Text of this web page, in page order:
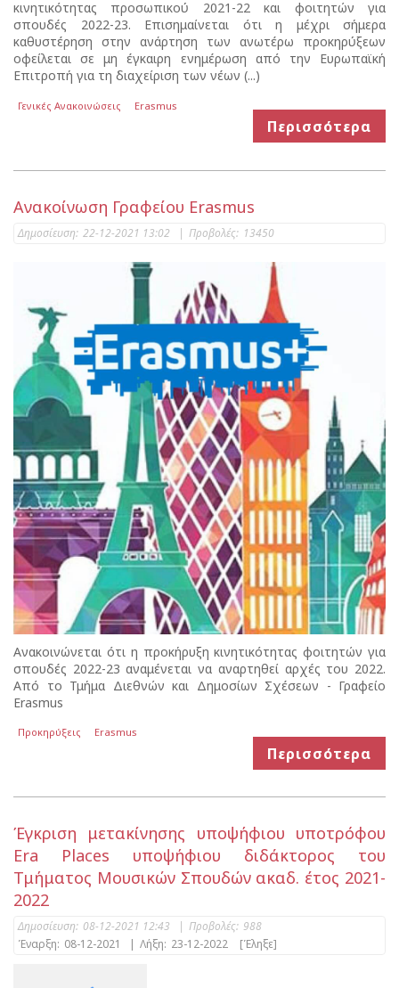
κινητικότητας προσωπικού 2021-22 και φοιτητών για
σπουδές 2022-23. Επισημαίνεται ότι η μέχρι σήμερα
καθυστέρηση στην ανάρτηση των ανωτέρω προκηρύξεων
οφείλεται σε μη έγκαιρη ενημέρωση από την Ευρωπαϊκή
Επιτροπή για τη διαχείριση των νέων (...)
Γενικές Ανακοινώσεις Erasmus
Περισσότερα
Ανακοίνωση Γραφείου Erasmus
Δημοσίευση: 22-12-2021 13:02 | Προβολές: 13450
Ανακοινώνεται ότι η προκήρυξη κινητικότητας φοιτητών για
σπουδές 2022-23 αναμένεται να αναρτηθεί αρχές του 2022.
Από το Τμήμα Διεθνών και Δημοσίων Σχέσεων - Γραφείο
Erasmus
Προκηρύξεις Erasmus
Περισσότερα
Έγκριση μετακίνησης υποψήφιου υποτρόφου
Era Places υποψήφιου διδάκτορος του
Τμήματος Μουσικών Σπουδών ακαδ. έτος 2021-
2022
Δημοσίευση: 08-12-2021 12:43 | Προβολές: 988
Έναρξη: 08-12-2021 | Λήξη: 23-12-2022 [Έληξε]